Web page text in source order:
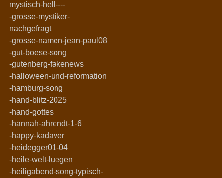
mystisch-hell----
-grosse-mystiker-
nachgefragt
-grosse-namen-jean-paul08
-gut-boese-song
-gutenberg-fakenews
-halloween-und-reformation
-hamburg-song
-hand-blitz-2025
-hand-gottes
-hannah-ahrendt-1-6
-happy-kadaver
-heidegger01-04
-heile-welt-luegen
-heiligabend-song-typisch-